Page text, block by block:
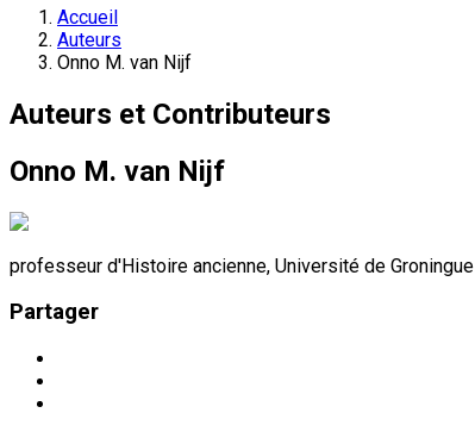
Accueil
Auteurs
Onno M. van Nijf
Auteurs et Contributeurs
Onno M. van Nijf
professeur d'Histoire ancienne, Université de Groningue
Partager